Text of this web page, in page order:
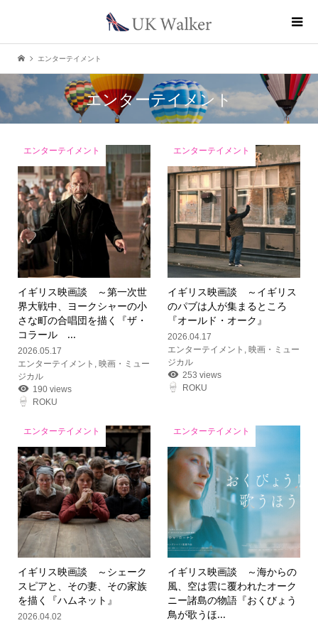
エンターテイメント
エンターテイメント
エンターテイメント
イギリス映画談 ～第一次世
界大戦中、ヨークシャーの小
さな町の合唱団を描く『ザ・
コラール ...
2026.05.17
エンターテイメント
映画・ミュー
ジカル
190 views
ROKU
エンターテイメント
イギリス映画談 ～イギリス
のパブは人が集まるところ
『オールド・オーク』
2026.04.17
エンターテイメント
,映画・ミュー
ジカル
253 views
ROKU
エンターテイメント
イギリス映画談 ～シェーク
スピアと、その妻、その家族
を描く『ハムネット』
2026.04.02
エンターテイメント
イギリス映画談 ～海からの
風、空は雲に覆われたオーク
ニー諸島の物語『おくびょう
鳥が歌うほ...